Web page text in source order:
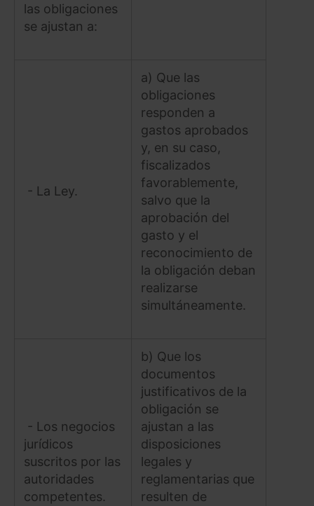
las obligaciones
se ajustan a:
- La Ley.
a) Que las
obligaciones
responden a
gastos aprobados
y, en su caso,
fiscalizados
favorablemente,
salvo que la
aprobación del
gasto y el
reconocimiento de
la obligación deban
realizarse
simultáneamente.
- Los negocios
jurídicos
suscritos por las
autoridades
competentes.
b) Que los
documentos
justificativos de la
obligación se
ajustan a las
disposiciones
legales y
reglamentarias que
resulten de